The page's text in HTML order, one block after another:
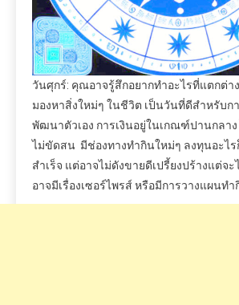
วันศุกร์: คุณอาจรู้สึกอยากทำอะไรที่แตกต่า
มองหาสิ่งใหม่ๆ ในชีวิต เป็นวันที่ดีสำหรับก
พัฒนาตัวเอง การเงินอยู่ในเกณฑ์ปานกลา
ไม่ขัดสน มีช่องทางทำกินใหม่ๆ ลงทุนอะไ
สำเร็จ แต่อาจไม่ดังขายดีเปรี้ยงปร้างแต่จะ
อาจมีเรื่องเซอร์ไพรส์ หรือมีการวางแผนท